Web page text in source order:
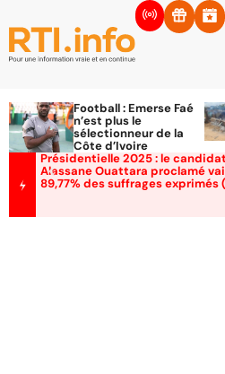
Football : Emerse Faé
n’est plus le
sélectionneur de la
Côte d’Ivoire
Présidentielle 2025 : le candidat
Alassane Ouattara proclamé
89,77% des suffrages exprimés